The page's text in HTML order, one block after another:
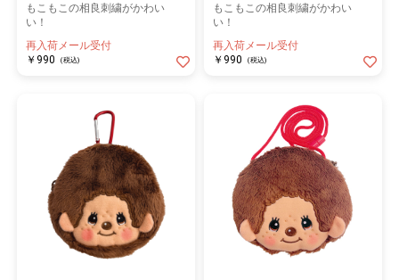
「モンチッチ」は1974年にセキグチより発売されました。
体はぬいぐるみ、顔と手足はソフビの人形で、当時は全く新しい
その翌年から輸出も行い世界中でモンチッチは人気者となりまし
その後、1985年より一時パリ以外では販売を休止しましたが、
多くのファンの要望により、1996年より再販を開始。
発売から50年以上経った今も日本のみならず世界中で沢山の人々
に愛され続けています。
もこもこの相良刺繍がかわい
い！
再入荷メール受付
￥990
(税込)
もこもこの相良刺繍がかわい
い！
再入荷メール受付
￥990
(税込)